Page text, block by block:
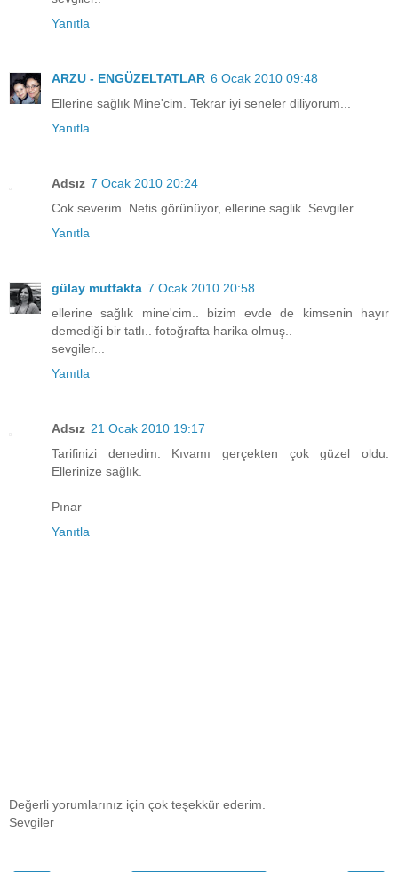
Yanıtla
ARZU - ENGÜZELTATLAR 6 Ocak 2010 09:48
Ellerine sağlık Mine'cim. Tekrar iyi seneler diliyorum...
Yanıtla
Adsız 7 Ocak 2010 20:24
Cok severim. Nefis görünüyor, ellerine saglik. Sevgiler.
Yanıtla
gülay mutfakta 7 Ocak 2010 20:58
ellerine sağlık mine'cim.. bizim evde de kimsenin hayır
demediği bir tatlı.. fotoğrafta harika olmuş..
sevgiler...
Yanıtla
Adsız 21 Ocak 2010 19:17
Tarifinizi denedim. Kıvamı gerçekten çok güzel oldu.
Ellerinize sağlık.
Pınar
Yanıtla
Değerli yorumlarınız için çok teşekkür ederim.
Sevgiler